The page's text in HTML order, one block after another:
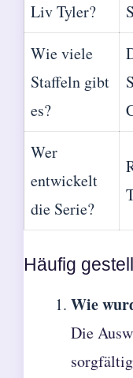
Liv Tyler?
Wie viele
Staffeln gibt
es?
Wer
entwickelt
die Serie?
Häufig
Wie
Die